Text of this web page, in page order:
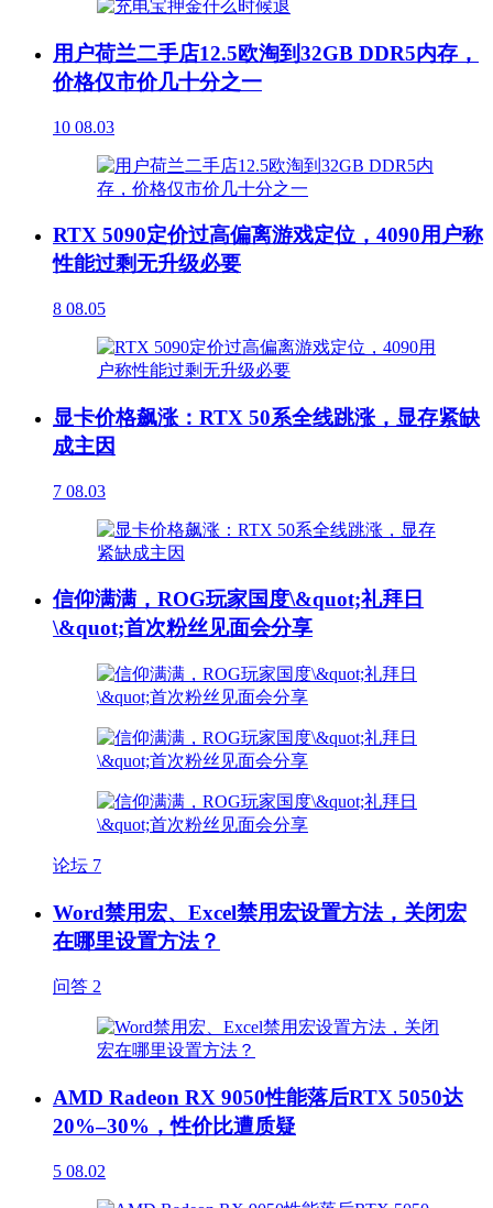
用户荷兰二手店12.5欧淘到32GB DDR5内存，
价格仅市价几十分之一
10 08.03
RTX 5090定价过高偏离游戏定位，4090用户称
性能过剩无升级必要
8 08.05
显卡价格飙涨：RTX 50系全线跳涨，显存紧缺
成主因
7 08.03
信仰满满，ROG玩家国度\&quot;礼拜日
\&quot;首次粉丝见面会分享
论坛 7
Word禁用宏、Excel禁用宏设置方法，关闭宏
在哪里设置方法？
问答 2
AMD Radeon RX 9050性能落后RTX 5050达
20%–30%，性价比遭质疑
5 08.02